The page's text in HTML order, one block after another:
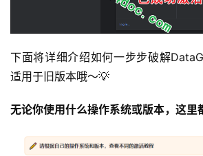
下面将详细介绍如何一步步破解
适用于旧版本哦～💡
无论你使用什么操作系统或版本，这里